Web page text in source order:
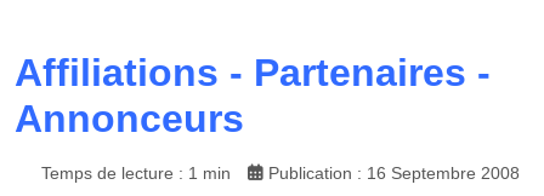
Affiliations - Partenaires -
Annonceurs
Temps de lecture : 1 min Publication : 16 Septembre 2008